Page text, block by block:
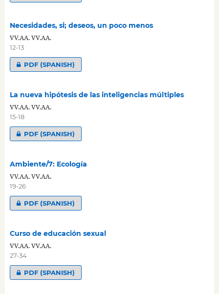
Necesidades, si; deseos, un poco menos
VV.AA. VV.AA.
12-13
PDF (SPANISH)
La nueva hipótesis de las inteligencias múltiples
VV.AA. VV.AA.
15-18
PDF (SPANISH)
Ambiente/7: Ecología
VV.AA. VV.AA.
19-26
PDF (SPANISH)
Curso de educación sexual
VV.AA. VV.AA.
27-34
PDF (SPANISH)